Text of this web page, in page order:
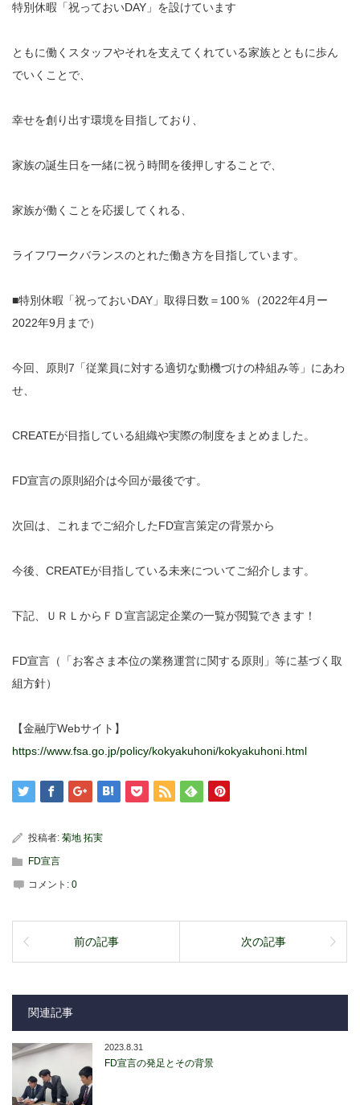
特別休暇「祝っておいDAY」を設けています
ともに働くスタッフやそれを支えてくれている家族とともに歩ん
でいくことで、
幸せを創り出す環境を目指しており、
家族の誕生日を一緒に祝う時間を後押しすることで、
家族が働くことを応援してくれる、
ライフワークバランスのとれた働き方を目指しています。
■特別休暇「祝っておいDAY」取得日数＝100％（2022年4月ー
2022年9月まで）
今回、原則7「従業員に対する適切な動機づけの枠組み等」にあわ
せ、
CREATEが目指している組織や実際の制度をまとめました。
FD宣言の原則紹介は今回が最後です。
次回は、これまでご紹介したFD宣言策定の背景から
今後、CREATEが目指している未来についてご紹介します。
下記、ＵＲＬからＦＤ宣言認定企業の一覧が閲覧できます！
FD宣言（「お客さま本位の業務運営に関する原則」等に基づく取
組方針）
【金融庁Webサイト】
https://www.fsa.go.jp/policy/kokyakuhoni/kokyakuhoni.html
投稿者: 菊地 拓実
FD宣言
コメント: 0
前の記事 次の記事
関連記事
2023.8.31
FD宣言の発足とその背景